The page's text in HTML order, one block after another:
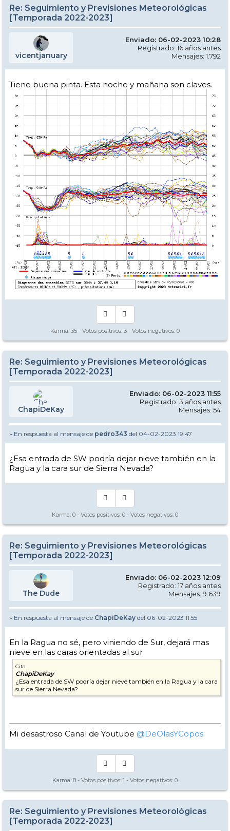
Re: Seguimiento y Previsiones Meteorológicas
[Temporada 2022-2023]
vicentjanuary
Enviado: 06-02-2023 10:28
Registrado: 16 años antes
Mensajes: 1.792
Tiene buena pinta. Esta noche y mañana son claves.
Karma: 35 - Votos positivos: 3 - Votos negativos: 0
Re: Seguimiento y Previsiones Meteorológicas
[Temporada 2022-2023]
ChapiDeKay
Enviado: 06-02-2023 11:55
Registrado: 3 años antes
Mensajes: 54
» En respuesta al mensaje de pedro343 del 04-02-2023 19:47
¿Esa entrada de SW podría dejar nieve también en la
Ragua y la cara sur de Sierra Nevada?
Karma: 0 - Votos positivos: 0 - Votos negativos: 0
Re: Seguimiento y Previsiones Meteorológicas
[Temporada 2022-2023]
The Dude
Enviado: 06-02-2023 12:09
Registrado: 17 años antes
Mensajes: 9.639
» En respuesta al mensaje de ChapiDeKay del 06-02-2023 11:55
En la Ragua no sé, pero viniendo de Sur, dejará mas
nieve en las caras orientadas al sur
Cita
ChapiDeKay
¿Esa entrada de SW podría dejar nieve también en la Ragua y la cara
sur de Sierra Nevada?
Mi desastroso Canal de Youtube @DeOlasYCopos
Karma: 8 - Votos positivos: 1 - Votos negativos: 0
Re: Seguimiento y Previsiones Meteorológicas
[Temporada 2022-2023]